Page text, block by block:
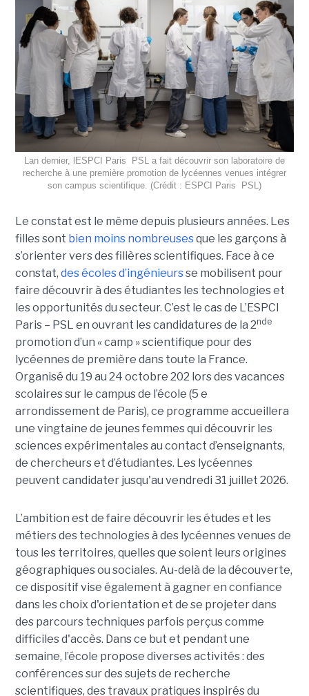
Lan dernier, lESPCI Paris  PSL a fait découvrir son laboratoire de
recherche à une première promotion de lycéennes venues intégrer
son campus scientifique. (Crédit : ESPCI Paris  PSL)
Le constat est le même depuis plusieurs années. Les
filles sont bien moins nombreusesque les garçons à
s’orienter vers des filières scientifiques. Face à ce
constat, des écoles d’ingénieursse mobilisent pour
faire découvrir à des étudiantes les technologies et
les opportunités du secteur. C’est le cas de L’ESPCI
Paris – PSL en ouvrant les candidatures de la 2nde
promotion d’un « camp » scientifique pour des
lycéennes de première dans toute la France.
Organisé du 19 au 24 octobre 202 lors des vacances
scolaires sur le campus de l’école (5 e
arrondissement de Paris), ce programme accueillera
une vingtaine de jeunes femmes qui découvrir les
sciences expérimentales au contact d’enseignants,
de chercheurs et d’étudiantes. Les lycéennes
peuvent candidater jusqu'au vendredi 31 juillet 2026.
L’ambition est de faire découvrir les études et les
métiers des technologies à des lycéennes venues de
tous les territoires, quelles que soient leurs origines
géographiques ou sociales. Au-delà de la découverte,
ce dispositif vise également à gagner en confiance
dans les choix d'orientation et de se projeter dans
des parcours techniques parfois perçus comme
difficiles d'accès. Dans ce but et pendant une
semaine, l’école propose diverses activités : des
conférences sur des sujets de recherche
scientifiques, des travaux pratiques inspirés du